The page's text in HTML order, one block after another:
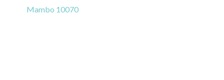
Mambo 10070